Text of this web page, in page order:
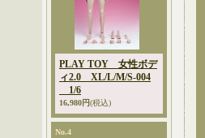
PLAY TOY 女性ボデ
ィ2.0 XL/L/M/S-004
1/6
16,980円(税込)
No.4